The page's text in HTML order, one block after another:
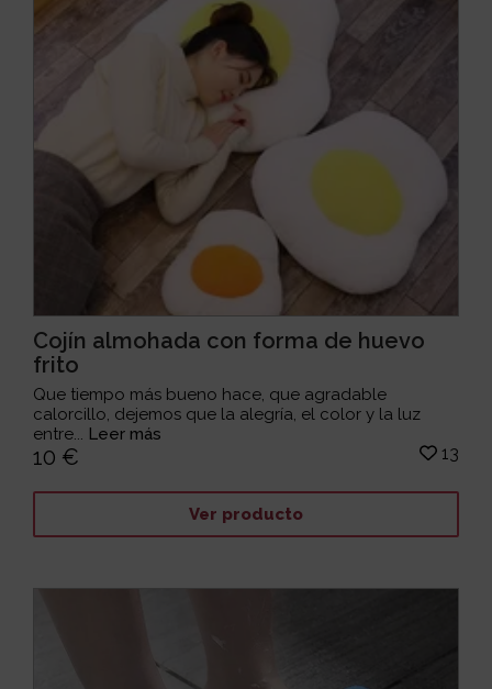
Cojín almohada con forma de huevo
frito
Que tiempo más bueno hace, que agradable
calorcillo, dejemos que la alegría, el color y la luz
entre... Leer más
10 € 13
Ver producto